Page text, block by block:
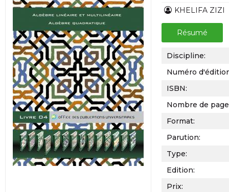
KHELIFA ZIZI
Résumé
Discipline:
Numéro
ISBN:
Nombre de
Format:
Parution:
Type:
Edition:
Prix: